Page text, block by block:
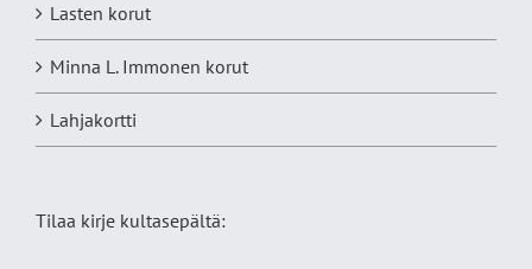
Lasten korut
Minna L. Immonen korut
Lahjakortti
Tilaa kirje kultasepältä: